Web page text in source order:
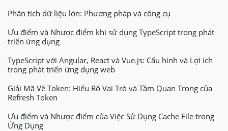
Phân tích dữ liệu lớn: Phương pháp và công cụ
Ưu điểm và Nhược điểm khi sử dụng TypeScript trong phát
triển ứng dụng
TypeScript với Angular, React và Vue.js: Cấu hình và Lợi ích
trong phát triển ứng dụng web
Giải Mã Về Token: Hiểu Rõ Vai Trò và Tầm Quan Trọng của
Refresh Token
Ưu điểm và Nhược điểm của Việc Sử Dụng Cache File trong
Ứng Dụng